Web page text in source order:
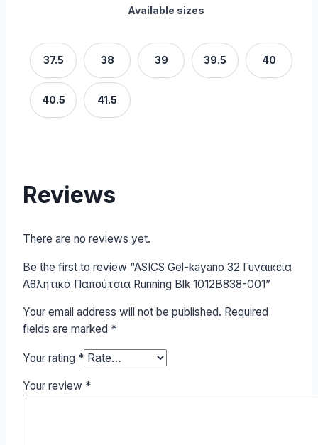
Available sizes
37.5 38 39 39.5 40
40.5 41.5
Reviews
There are no reviews yet.
Be the first to review “ASICS Gel-kayano 32 Γυναικεία
Αθλητικά Παπούτσια Running Blk 1012B838-001”
Your email address will not be published. Required
fields are marked *
Your rating *
Your review *